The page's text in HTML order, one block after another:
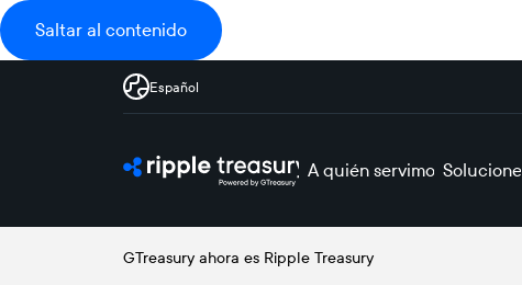
Saltar al contenido
Español
A quién servimos Soluciones
GTreasury ahora es Ripple Treasury